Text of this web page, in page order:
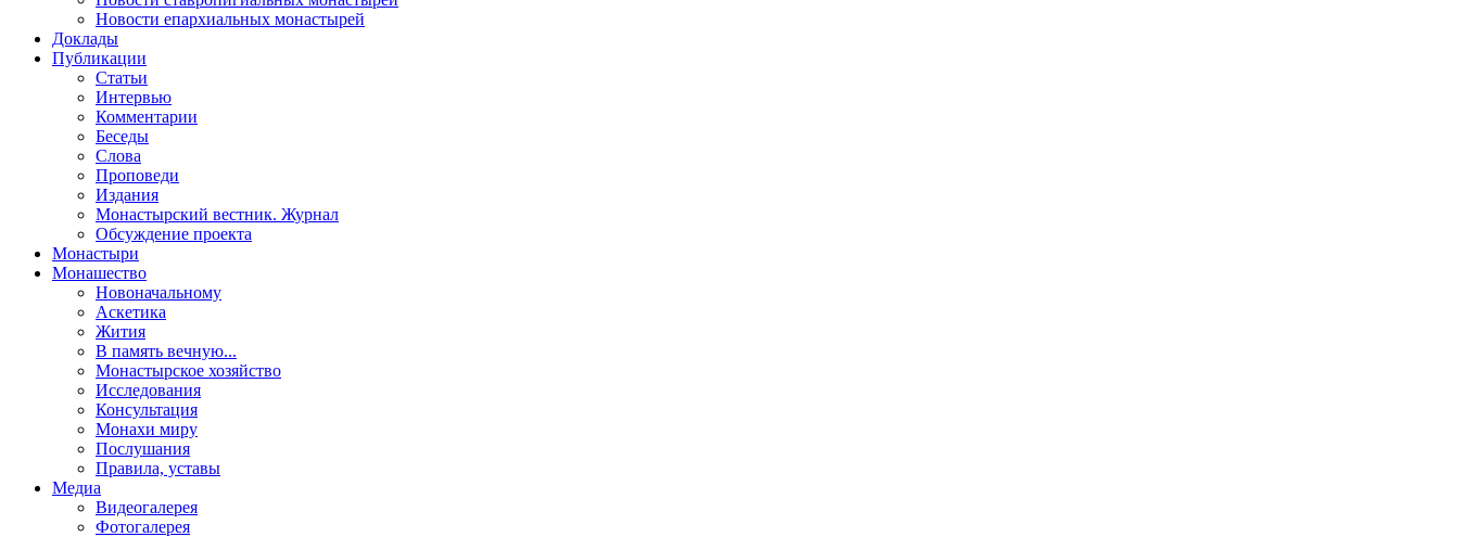
Новости епархиальных монастырей
Доклады
Публикации
Статьи
Интервью
Комментарии
Беседы
Слова
Проповеди
Издания
Монастырский вестник. Журнал
Обсуждение проекта
Монастыри
Монашество
Новоначальному
Аскетика
Жития
В память вечную...
Монастырское хозяйство
Исследования
Консультация
Монахи миру
Послушания
Правила, уставы
Медиа
Видеогалерея
Фотогалерея